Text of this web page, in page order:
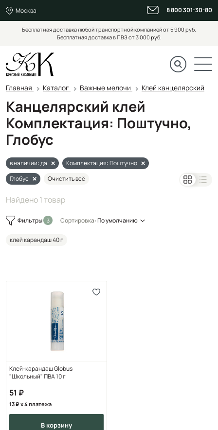
Москва 8 800 301-30-80
Бесплатная доставка любой транспортной компанией от 5 900 руб.
Бесплатная доставка в ПВЗ от 3 000 руб.
Главная Каталог Важные мелочи Клей канцелярский
Канцелярский клей
Комплектация: Поштучно,
Глобус
в наличии: да
Комплектация: Поштучно
Глобус
Очистить всё
Найдено 1 товар
Фильтры Сортировка:По умолчанию
клей карандаш 40 г
Клей-карандаш Globus
"Школьный" ПВА 10 г
51
13 x 4 платежа
в корзину